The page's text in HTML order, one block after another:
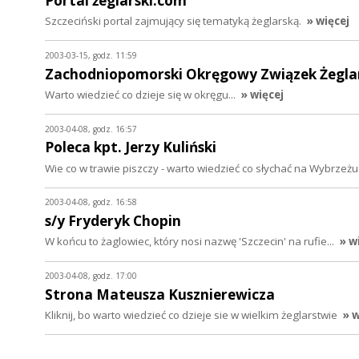
Szczeciński portal zajmujący się tematyką żeglarską. » więcej
2003-03-15, godz. 11:59
Zachodniopomorski Okręgowy Związek
Warto wiedzieć co dzieje się w okręgu... » więcej
2003-04-08, godz. 16:57
Poleca kpt. Jerzy Kuliński
Wie co w trawie piszczy - warto wiedzieć co słychać na Wybrzeżu
2003-04-08, godz. 16:58
s/y Fryderyk Chopin
W końcu to żaglowiec, który nosi nazwę 'Szczecin' na rufie... »
2003-04-08, godz. 17:00
Strona Mateusza Kusznierewicza
Kliknij, bo warto wiedzieć co dzieje sie w wielkim żeglarstwie »